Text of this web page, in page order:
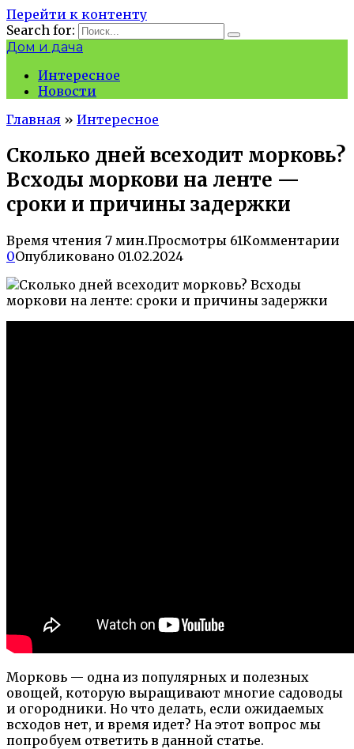
Перейти к контенту
Search for:
Дом и дача
Интересное
Новости
Главная » Интересное
Сколько дней всеходит морковь?
Всходы моркови на ленте —
сроки и причины задержки
Время чтения 7 мин.Просмотры 61Комментарии
0Опубликовано 01.02.2024
Морковь — одна из популярных и полезных
овощей, которую выращивают многие садоводы
и огородники. Но что делать, если ожидаемых
всходов нет, и время идет? На этот вопрос мы
попробуем ответить в данной статье.